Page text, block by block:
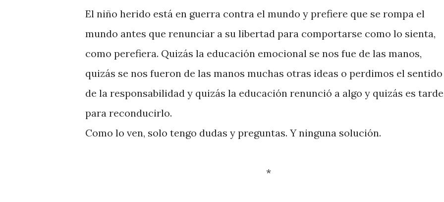
El niño herido está en guerra contra el mundo y prefiere que se rompa el
mundo antes que renunciar a su libertad para comportarse como lo sienta,
como perefiera. Quizás la educación emocional se nos fue de las manos,
quizás se nos fueron de las manos muchas otras ideas o perdimos el sentido
de la responsabilidad y quizás la educación renunció a algo y quizás es tarde
para reconducirlo.
Como lo ven, solo tengo dudas y preguntas. Y ninguna solución.
*